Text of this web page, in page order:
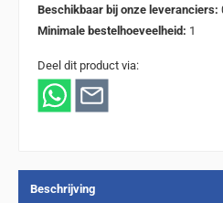
Beschikbaar bij onze leveranciers:
Minimale bestelhoeveelheid: 1
Deel dit product via:
Beschrijving